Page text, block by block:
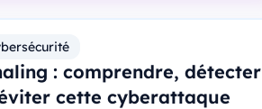
: comprendre, détecter
cette cyberattaque